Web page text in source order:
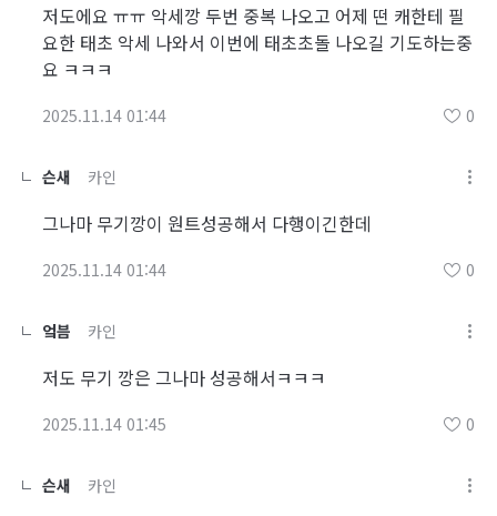
저도에요 ㅠㅠ 악세깡 두번 중복 나오고 어제 떤 캐한테 필
요한 태초 악세 나와서 이번에 태초초돌 나오길 기도하는중
요 ㅋㅋㅋ
2025.11.14 01:44 0
슨새 카인
그나마 무기깡이 원트성공해서 다행이긴한데
2025.11.14 01:44 0
엌븜 카인
저도 무기 깡은 그나마 성공해서ㅋㅋㅋ
2025.11.14 01:45 0
슨새 카인